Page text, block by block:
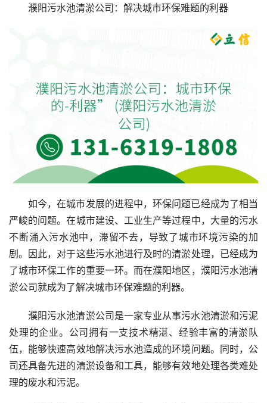
濮阳污水池清淤公司：解决城市环保难题的利器
如今，在城市发展的进程中，环保问题已经成为了相当
严峻的问题。在城市建设、工业生产等过程中，大量的污水
不断涌入污水池中，滞留不去，导致了城市环境污染的加
剧。因此，对于这些污水池进行及时的清淤处理，已经成为
了城市环保工作的重要一环。而在濮阳地区，濮阳污水池清
淤公司就成为了解决城市环保难题的利器。
濮阳污水池清淤公司是一家专业从事污水池清淤和污泥
处理的企业。公司拥有一支技术精湛、经验丰富的清淤队
伍，能够快速高效地解决污水池造成的环境问题。同时，公
司还具备先进的清淤设备和工具，能够有效地处理各类难处
理的废水和污泥。